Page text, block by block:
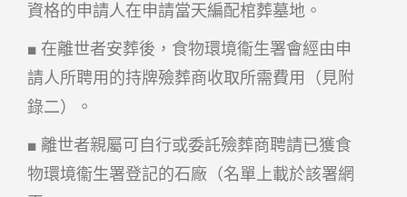
資格的申請人在申請當天編配棺葬墓地。
■ 在離世者安葬後，食物環境衞生署會經由申
請人所聘用的持牌殮葬商收取所需費用（見附
錄二）。
■ 離世者親屬可自行或委託殮葬商聘請已獲食
物環境衞生署登記的石廠（名單上載於該署網